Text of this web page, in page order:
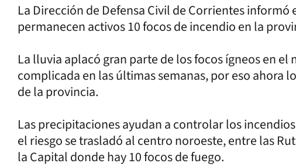
La Dirección de Defensa Civil de Corrientes informó
permanecen activos 10 focos de incendio en la
La lluvia aplacó gran parte de los focos ígneos en
complicada en las últimas semanas, por eso ahora
de la provincia.
Las precipitaciones ayudan a controlar los
el riesgo se trasladó al centro noroeste, entre las
la Capital donde hay 10 focos de fuego.